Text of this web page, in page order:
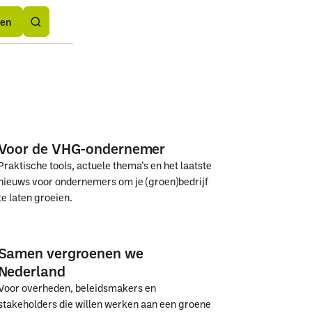
Button
Text
de VHG-ondernemer
tools, actuele thema’s en het laatste
voor ondernemers om je (groen)bedrijf
laten groeien.
de
VHG-
ondernemer
de
VHG-
ondernemer
vergroenen we
overheden, beleidsmakers en
die willen werken aan een groene